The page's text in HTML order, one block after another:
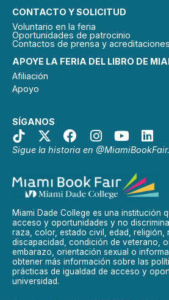
APOYE LA FERIA DEL LIBRO DE
Afiliación
Apoyo
SÍGANOS
Sigue la historia en @MiamiBookFair.
CONTACTO Y SOLICITUD
Voluntario en la feria
Oportunidades de patrocinio
Contactos de prensa y
Miami Dade College es una institución
acceso y oportunidades y no
raza, color, estado civil, edad, religión,
discapacidad, condición de veterano,
embarazo, orientación sexual o
obtener más información sobre las
prácticas de igualdad de acceso y
universidad.